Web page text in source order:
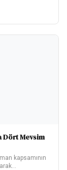
Dört Mevsim
kapsamının